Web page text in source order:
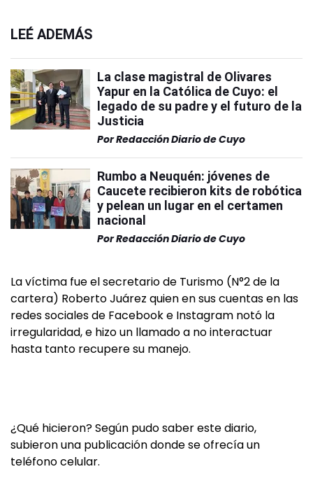
LEÉ ADEMÁS
La clase magistral de Olivares
Yapur en la Católica de Cuyo: el
legado de su padre y el futuro de la
Justicia
PorRedacción Diario de Cuyo
Rumbo a Neuquén: jóvenes de
Caucete recibieron kits de robótica
y pelean un lugar en el certamen
nacional
PorRedacción Diario de Cuyo
La víctima fue el secretario de Turismo (N°2 de la
cartera) Roberto Juárez quien en sus cuentas en las
redes sociales de Facebook e Instagram notó la
irregularidad, e hizo un llamado a no interactuar
hasta tanto recupere su manejo.
¿Qué hicieron? Según pudo saber este diario,
subieron una publicación donde se ofrecía un
teléfono celular.